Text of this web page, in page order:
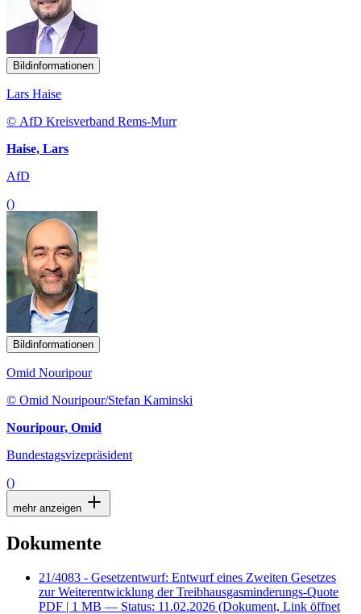
Bildinformationen
Lars Haise
© AfD Kreisverband Rems-Murr
Haise, Lars
AfD
()
Bildinformationen
Omid Nouripour
© Omid Nouripour/Stefan Kaminski
Nouripour, Omid
Bundestagsvizepräsident
()
mehr anzeigen
Dokumente
21/4083 - Gesetzentwurf: Entwurf eines Zweiten Gesetzes
zur Weiterentwicklung der Treibhausgasminderungs-Quote
PDF | 1 MB — Status: 11.02.2026 (Dokument, Link öffnet